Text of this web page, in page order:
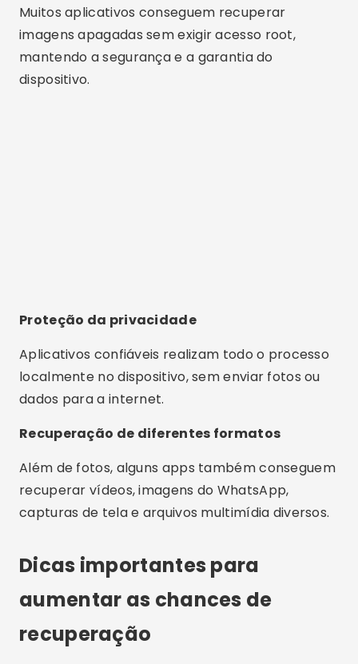
Muitos aplicativos conseguem recuperar
imagens apagadas sem exigir acesso root,
mantendo a segurança e a garantia do
dispositivo.
Proteção da privacidade
Aplicativos confiáveis realizam todo o processo
localmente no dispositivo, sem enviar fotos ou
dados para a internet.
Recuperação de diferentes formatos
Além de fotos, alguns apps também conseguem
recuperar vídeos, imagens do WhatsApp,
capturas de tela e arquivos multimídia diversos.
Dicas importantes para
aumentar as chances de
recuperação